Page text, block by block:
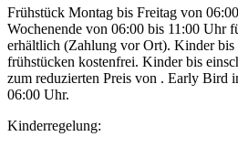
Frühstück Montag bis Freitag von
Wochenende von 06:00 bis 11:00 Uhr
erhältlich (Zahlung vor Ort). Kinder bis
frühstücken kostenfrei. Kinder bis
zum reduzierten Preis von . Early Bird
06:00 Uhr.
Kinderregelung: